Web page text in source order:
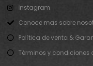
Instagram
Conoce mas sobre
Política de venta &
Términos y condiciones